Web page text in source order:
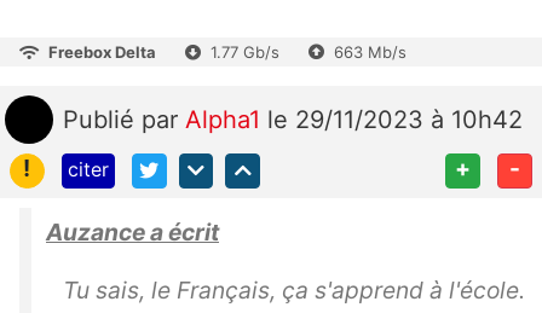
Freebox Delta 1.77 Gb/s 663 Mb/s
Publié par Alpha1 le 29/11/2023 à 10h42
!
citer + -
Auzance a écrit
Tu sais, le Français, ça s'apprend à l'école.